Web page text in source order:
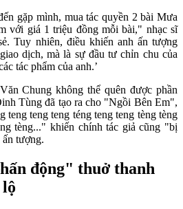
gặp mình, mua tác quyền 2 bài Mưa
với giá 1 triệu đồng mỗi bài," nhạc sĩ
Tuy nhiên, điều khiến anh ấn tượng
dịch, mà là sự đầu tư chỉn chu của
tác phẩm của anh.’
Chung không thể quên được phần
Tùng đã tạo ra cho "Ngồi Bên Em",
teng teng téng teng teng tèng tèng
tèng..." khiến chính tác giả cũng "bị
tượng.
động" thuở thanh